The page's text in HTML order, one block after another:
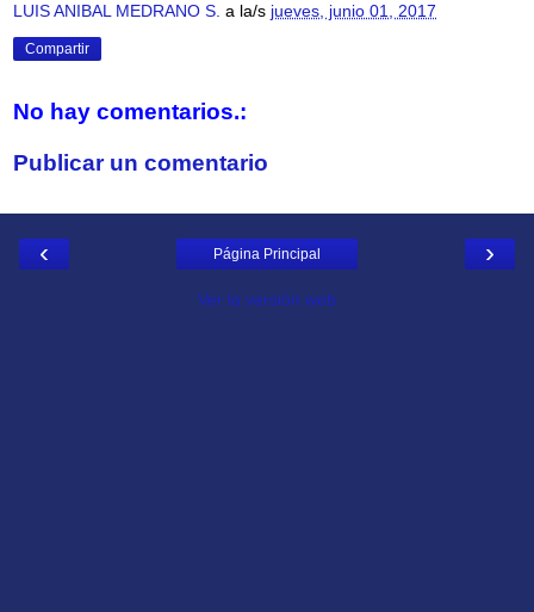
LUIS ANIBAL MEDRANO S. a la/s jueves, junio 01, 2017
Compartir
No hay comentarios.:
Publicar un comentario
‹ ›
Página Principal
Ver la versión web